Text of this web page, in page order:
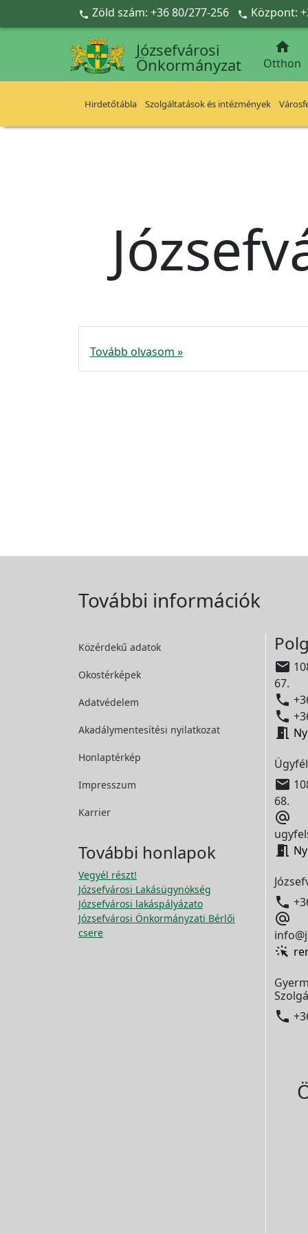
Ugrás a fő tartalomra
 Zöld szám: +36 80/277-256  Központ:
Józsefvárosi
Önkormányzat

Otthon
Hirdetőtábla Szolgáltatások és intézmények
Tovább olvasom »
További információk
Közérdekű adatok
Okostérképek
Adatvédelem
Akadálymentesítési nyilatkozat
Honlaptérkép
Impresszum
Karrier
További honlapok
Vegyél részt!
Józsefvárosi Lakásügynökség
Józsefvárosi lakáspályázato
Józsefvárosi Önkormányzati Bérlői
csere

67.




68.




